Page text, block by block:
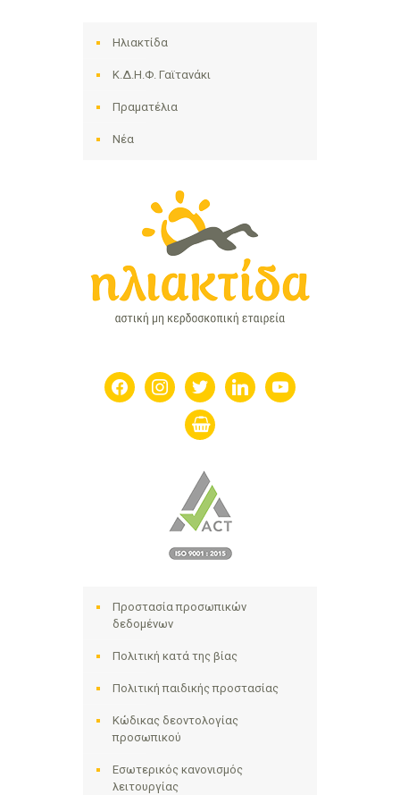
Ηλιακτίδα
Κ.Δ.Η.Φ. Γαϊτανάκι
Πραματέλια
Νέα
facebookinstagramtwitter linkedin youtube
shopping-
basket
Προστασία προσωπικών
δεδομένων
Πολιτική κατά της βίας
Πολιτική παιδικής προστασίας
Κώδικας δεοντολογίας
προσωπικού
Εσωτερικός κανονισμός
λειτουργίας